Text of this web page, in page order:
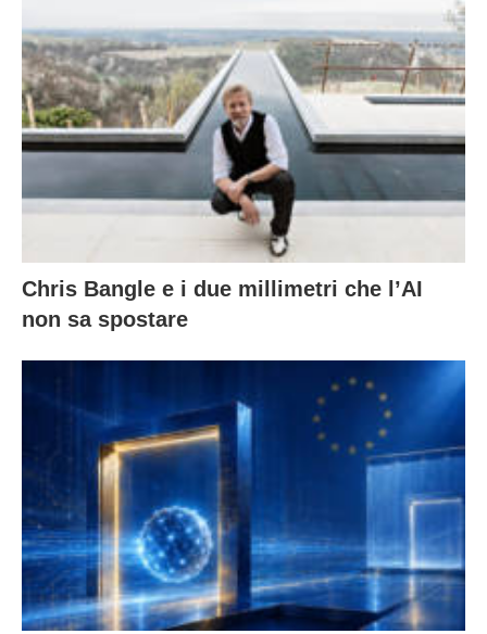
Chris Bangle e i due millimetri che l’AI
non sa spostare